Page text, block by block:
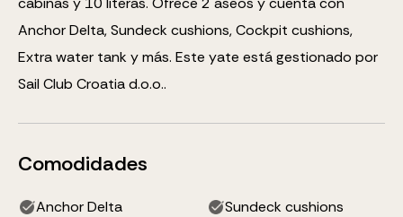
Anchor Delta, Sundeck cushions, Cockpit cushions,
Extra water tanky más. Este yate está gestionado por
Sail Club Croatia d.o.o..
Comodidades
Anchor Delta
Sundeck cushions